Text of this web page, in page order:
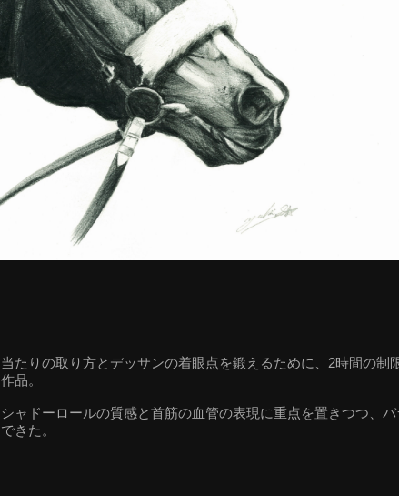
当たりの取り方とデッサンの着眼点を鍛えるために、2時間の制
作品。
シャドーロールの質感と首筋の血管の表現に重点を置きつつ、
できた。